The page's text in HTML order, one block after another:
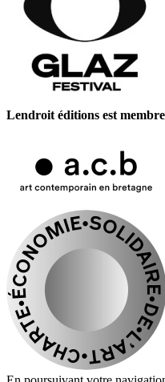
Lendroit éditions est